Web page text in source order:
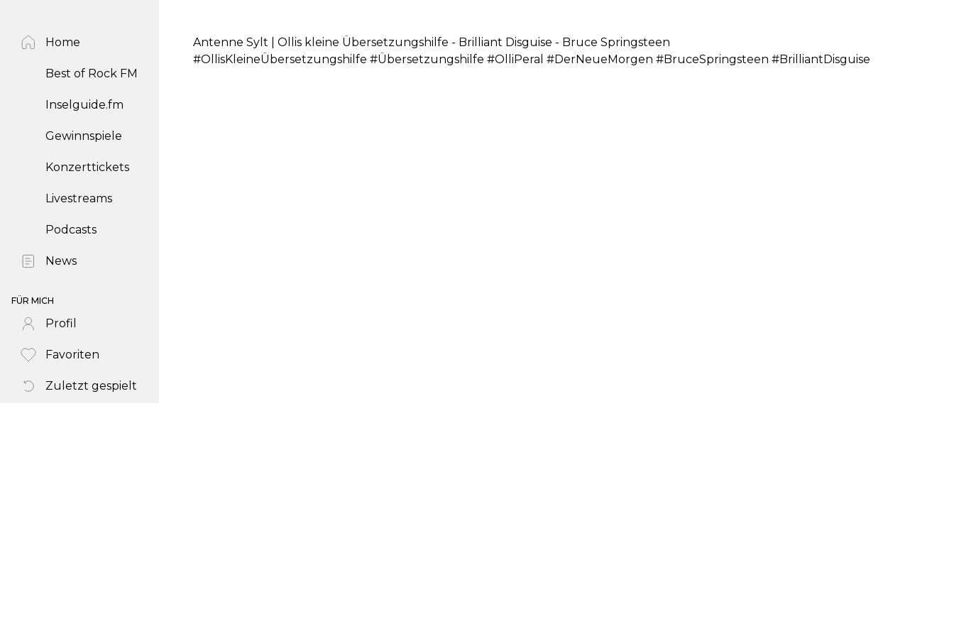
Home
Best of Rock FM
Inselguide.fm
Gewinnspiele
Konzerttickets
Livestreams
Podcasts
News
FÜR MICH
Profil
Favoriten
Zuletzt gespielt
Antenne Sylt | Ollis kleine Übersetzungshilfe - Brilliant Disguise - Bruce Springsteen
#OllisKleineÜbersetzungshilfe #Übersetzungshilfe #OlliPeral #DerNeueMorgen #BruceSpringsteen #BrilliantDisguise